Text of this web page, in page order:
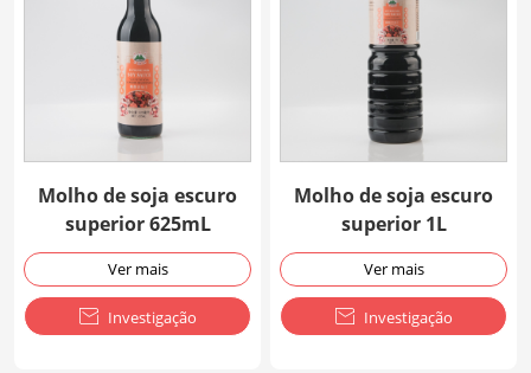
Molho de soja escuro
superior 625mL
Ver mais
 Investigação
Molho de soja escuro
superior 1L
Ver mais
 Investigação